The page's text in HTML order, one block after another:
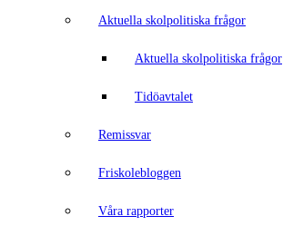
Aktuella skolpolitiska frågor
Aktuella skolpolitiska frågor
Tidöavtalet
Remissvar
Friskolebloggen
Våra rapporter